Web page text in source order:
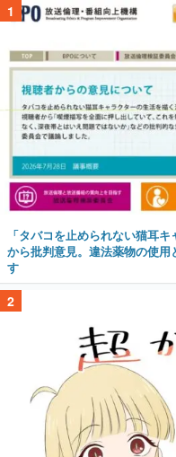
1
「タバコを止められない猫耳
から批判意見。違法薬物の使
す
2